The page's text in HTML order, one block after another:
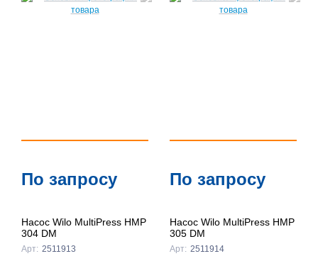
По запросу
Насос Wilo MultiPress HMP
304 DM
Арт: 2511913
По запросу
Насос Wilo MultiPress HMP
305 DM
Арт: 2511914